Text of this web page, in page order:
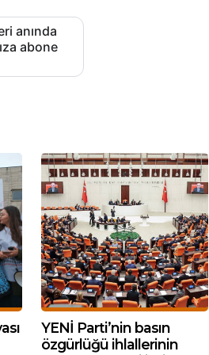
anında
abone
YENİ Parti’nin basın
özgürlüğü ihlallerinin